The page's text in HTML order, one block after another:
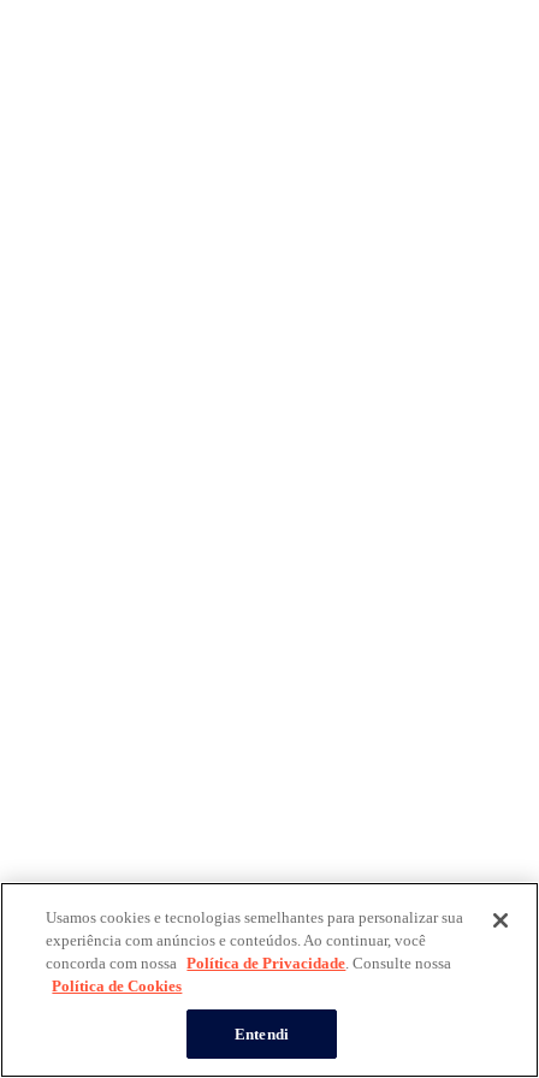
Usamos cookies e tecnologias semelhantes para personalizar sua
experiência com anúncios e conteúdos. Ao continuar, você
concorda com nossa Política de Privacidade. Consulte nossa
Política de Cookies
Entendi